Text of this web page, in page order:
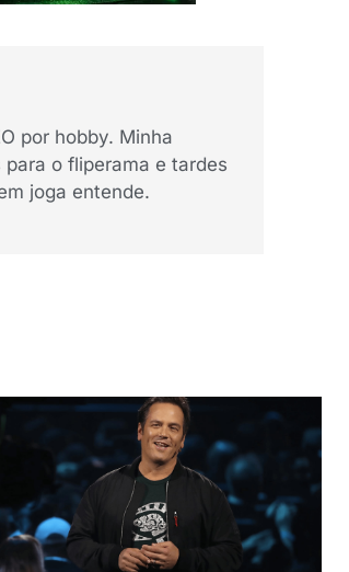
por hobby. Minha
o fliperama e tardes
joga entende.